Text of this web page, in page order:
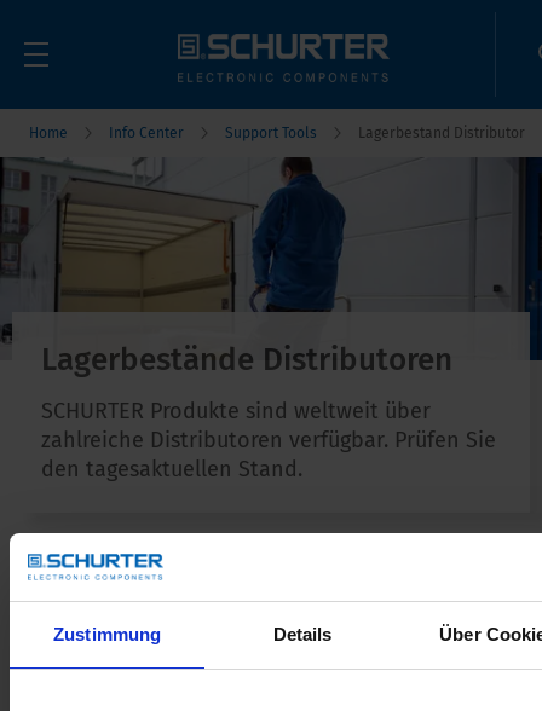
Zustimmung Details Über
Home Info Center Support Tools Lagerbestand Distributor
Lagerbestände Distributoren
SCHURTER Produkte sind weltweit über
zahlreiche Distributoren verfügbar. Prüfen Sie
den tagesaktuellen Stand.